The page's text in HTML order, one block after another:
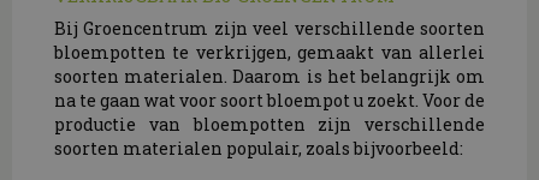
Bij Groencentrum zijn veel verschillende soorten
bloempotten te verkrijgen, gemaakt van allerlei
soorten materialen. Daarom is het belangrijk om
na te gaan wat voor soort bloempot u zoekt. Voor de
productie van bloempotten zijn verschillende
soorten materialen populair, zoals bijvoorbeeld: